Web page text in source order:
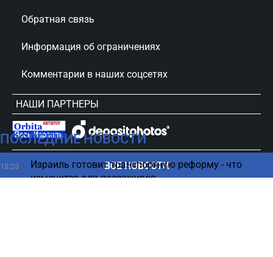
ПОСЛЕДНИЕ НОВОСТИ
18:23
Израиль готовит транспортную реформу - что
изменится для пассажиров
ВСЕ НОВОСТИ
Обратная связь
Информация об ограничениях
Комментарии в наших соцсетях
НАШИ ПАРТНЕРЫ
сursorinfo.co.il © Все права защищены